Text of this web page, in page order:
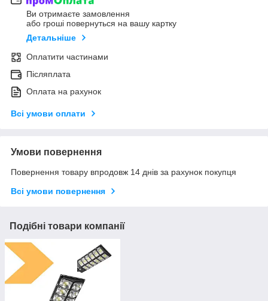
Ви отримаєте замовлення
або гроші повернуться на вашу картку
Детальніше
Оплатити частинами
Післяплата
Оплата на рахунок
Всі умови оплати
Умови повернення
Повернення товару впродовж 14 днів за рахунок покупця
Всі умови повернення
Подібні товари компанії